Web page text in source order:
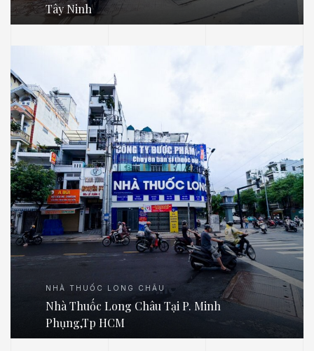
Tây Ninh
NHÀ THUỐC LONG CHÂU
Nhà Thuốc Long Châu Tại P. Minh
Phụng,Tp HCM